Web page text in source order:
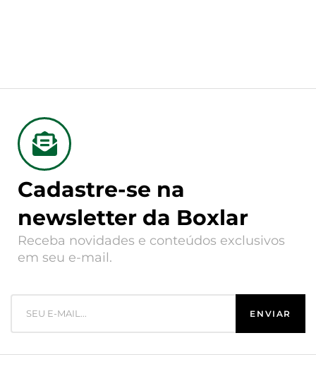
Cadastre-se na
newsletter da Boxlar
Receba novidades e conteúdos exclusivos
em seu e-mail.